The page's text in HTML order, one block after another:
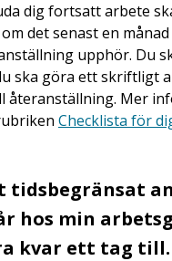
dig fortsatt arbete
det senast en
upphör. Du
ska göra ett skriftligt
återanställning. Mer
Checklista för
tidsbegränsat
hos min
kvar ett tag till.